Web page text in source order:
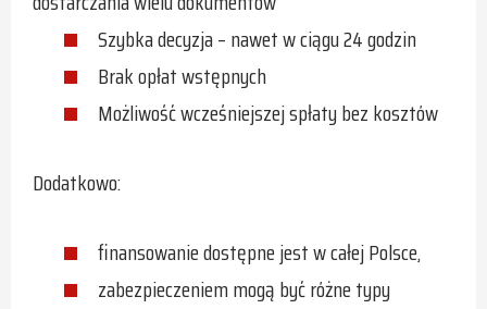
Szybka decyzja – nawet w ciągu 24 godzin
Brak opłat wstępnych
Możliwość wcześniejszej spłaty bez kosztów
Dodatkowo:
finansowanie dostępne jest w całej Polsce,
zabezpieczeniem mogą być różne typy